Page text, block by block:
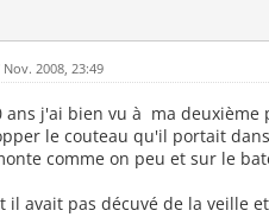
2008, 23:49
ans j'ai bien vu à ma
le couteau qu'il portait
comme on peu et sur le
il avait pas décuvé de la veille